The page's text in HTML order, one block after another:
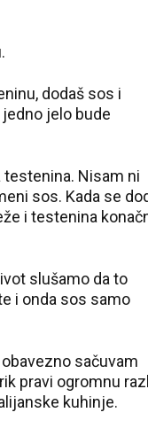
dodaš sos i
jelo bude
testenina. Nisam ni
sos. Kada se
i testenina
slušamo da to
i onda sos samo
obavezno sačuvam
pravi ogromnu
kuhinje.